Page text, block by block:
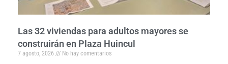
Las 32 viviendas para adultos mayores se
construirán en Plaza Huincul
7 agosto, 2026 No hay comentarios